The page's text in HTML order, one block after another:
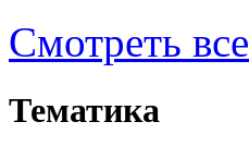
Смотреть все
Тематика